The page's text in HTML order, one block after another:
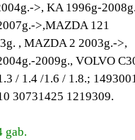
>, KA 1996g-
>,MAZDA 121
, MAZDA 2 2003g.->,
2009g., VOLVO
/ 1.4 /1.6 / 1.8.;
30731425 1219309.
gab.